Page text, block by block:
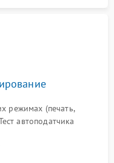
режимах (печать,
автоподатчика
качества отпечатка
надежность запекания